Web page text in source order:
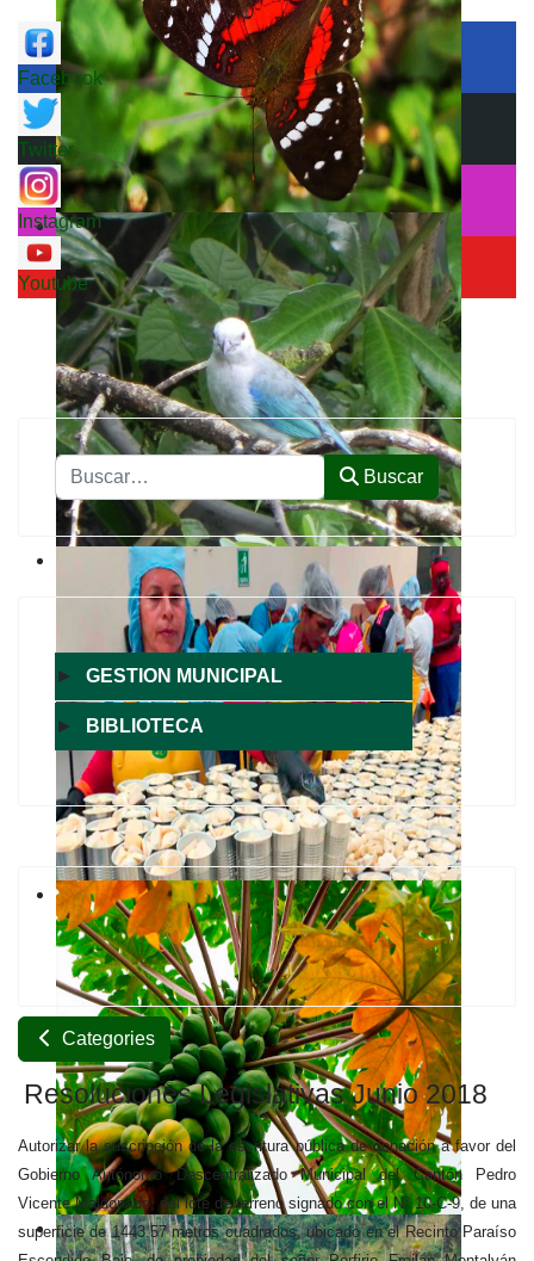
Facebook
Twitter
Instagram
Youtube
Buscar Buscar
► GESTION MUNICIPAL
► BIBLIOTECA
Categories
Resoluciones Legislativas Junio 2018
Autorizar la suscripción de la escritura pública de donación a favor del
Gobierno Autónomo Descentralizado Municipal del Cantón Pedro
Vicente Maldonado, del lote de terreno signado con el N° 10-C-9, de una
superficie de 1443.57 metros cuadrados, ubicado en el Recinto Paraíso